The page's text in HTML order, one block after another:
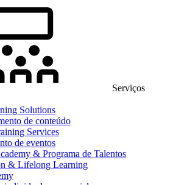
Serviços
Solutions
de conteúdo
Services
de eventos
& Programa de Talentos
& Lifelong Learning